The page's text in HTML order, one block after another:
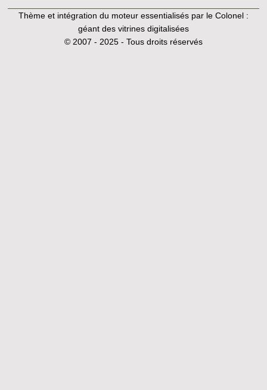
Thème et intégration du moteur essentialisés par le Colonel :
géant des vitrines digitalisées
© 2007 - 2025 - Tous droits réservés